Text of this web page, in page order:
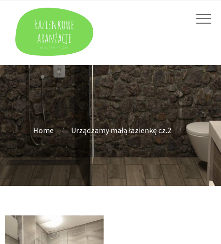
Home Urządzamy małą łazienkę cz.2